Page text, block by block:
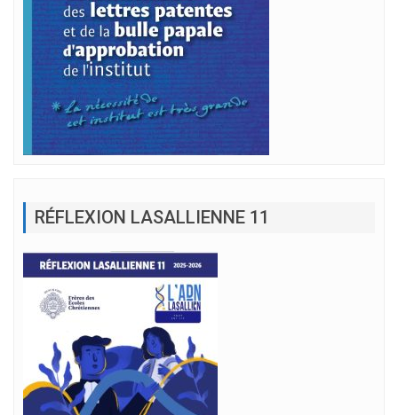
RÉFLEXION LASALLIENNE 11